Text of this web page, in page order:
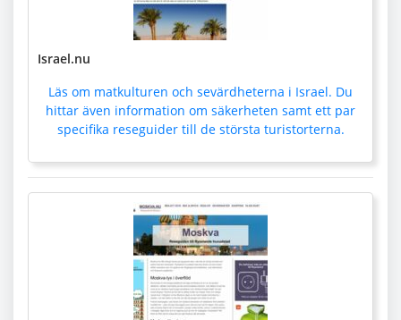
Israel.nu
Läs om matkulturen och sevärdheterna i Israel. Du
hittar även information om säkerheten samt ett par
specifika reseguider till de största turistorterna.